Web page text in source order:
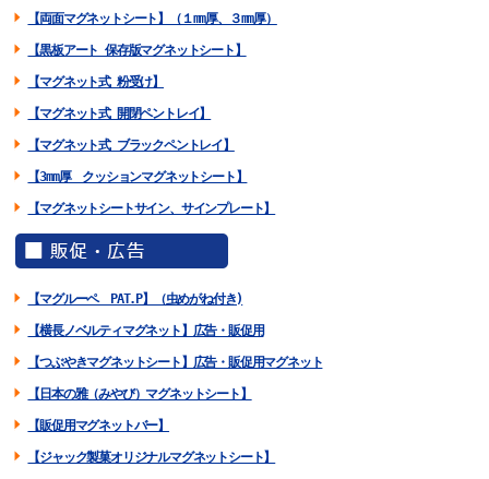
【両面マグネットシート】（１mm厚、３mm厚）
【黒板アート 保存版マグネットシート】
【マグネット式 粉受け】
【マグネット式 開閉ペントレイ】
【マグネット式 ブラックペントレイ】
【3mm厚 クッションマグネットシート】
【マグネットシートサイン、サインプレート】
【マグルーペ PAT.P】（虫めがね付き)
【横長ノベルティマグネット】広告・販促用
【つぶやきマグネットシート】広告・販促用マグネット
【日本の雅（みやび）マグネットシート】
【販促用マグネットバー】
【ジャック製菓オリジナルマグネットシート】